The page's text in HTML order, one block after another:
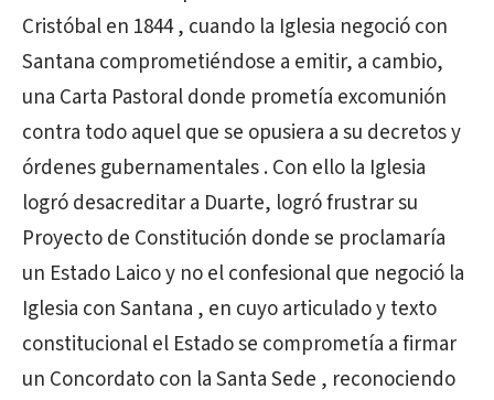
Cristóbal en 1844 , cuando la Iglesia negoció con
Santana comprometiéndose a emitir, a cambio,
una Carta Pastoral donde prometía excomunión
contra todo aquel que se opusiera a su decretos y
órdenes gubernamentales . Con ello la Iglesia
logró desacreditar a Duarte, logró frustrar su
Proyecto de Constitución donde se proclamaría
un Estado Laico y no el confesional que negoció la
Iglesia con Santana , en cuyo articulado y texto
constitucional el Estado se comprometía a firmar
un Concordato con la Santa Sede , reconociendo